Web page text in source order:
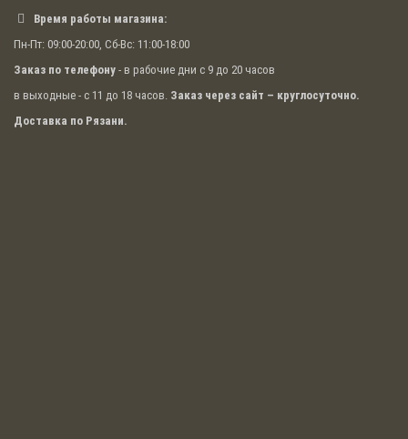
Время работы магазина:
Пн-Пт: 09:00-20:00, Сб-Вс: 11:00-18:00
Заказ по телефону - в рабочие дни с 9 до 20 часов
в выходные - с 11 до 18 часов. Заказ через сайт – круглосуточно.
Доставка по Рязани.